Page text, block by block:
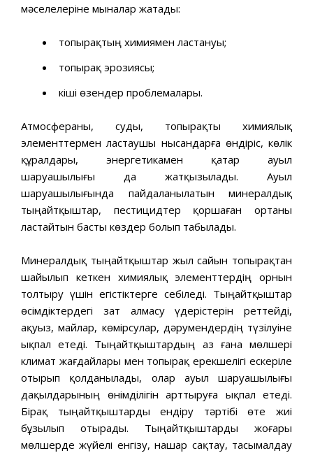
мәселелеріне мыналар жатады:
топырақтың химиямен ластануы;
топырақ эрозиясы;
кіші өзендер проблемалары.
Атмосфераны, суды, топырақты химиялық
элементтермен ластаушы нысандарға өндіріс, көлік
құралдары, энергетикамен қатар ауыл
шаруашылығы да жатқызылады. Ауыл
шаруашылығында пайдаланылатын минералдық
тыңайтқыштар, пестицидтер қоршаған ортаны
ластайтын басты көздер болып табылады.
Минералдық тыңайтқыштар жыл сайын топырақтан
шайылып кеткен химиялық элементтердің орнын
толтыру үшін егістіктерге себіледі. Тыңайтқыштар
өсімдіктердегі зат алмасу үдерістерін реттейді,
ақуыз, майлар, көмірсулар, дәрумендердің түзілуіне
ықпал етеді. Тыңайтқыштардың аз ғана мөлшері
климат жағдайлары мен топырақ ерекшелігі ескеріле
отырып қолданылады, олар ауыл шаруашылығы
дақылдарының өнімділігін арттыруға ықпал етеді.
Бірақ тыңайтқыштарды ендіру тәртібі өте жиі
бұзылып отырады. Тыңайтқыштарды жоғары
мөлшерде жүйелі енгізу, нашар сақтау, тасымалдау